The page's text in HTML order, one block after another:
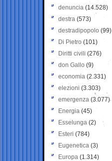
denuncia (14.528)
destra (573)
destradipopolo (99)
Di Pietro (101)
Diritti civili (276)
don Gallo (9)
economia (2.331)
elezioni (3.303)
emergenza (3.077)
Energia (45)
Esselunga (2)
Esteri (784)
Eugenetica (3)
Europa (1.314)